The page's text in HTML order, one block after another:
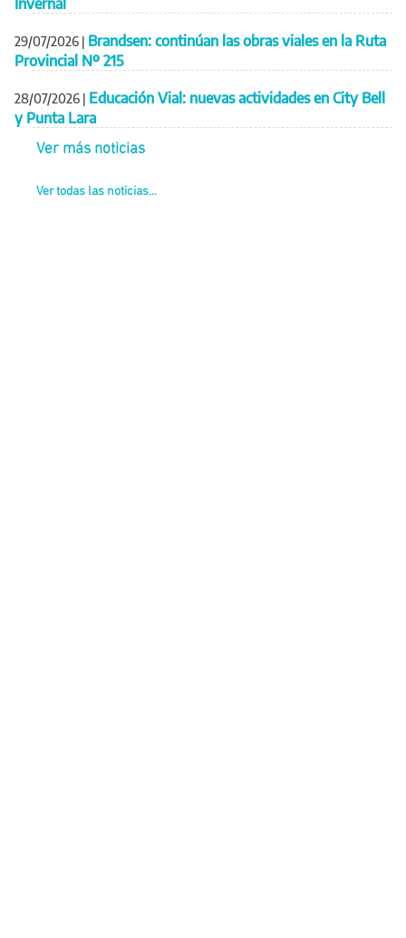
Invernal
29/07/2026 | Brandsen: continúan las obras viales en la Ruta
Provincial Nº 215
28/07/2026 | Educación Vial: nuevas actividades en City Bell
y Punta Lara
Ver más noticias
Ver todas las noticias...